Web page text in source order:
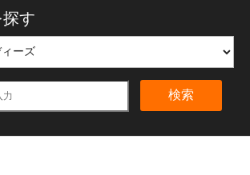
す
検索